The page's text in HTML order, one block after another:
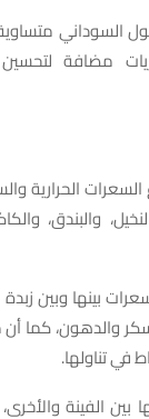
السوداني
مضافة
السعرات الحرارية
والبندق،
بينها وبين زبدة
والدهون، كما
في تناولها.
بين الفينة